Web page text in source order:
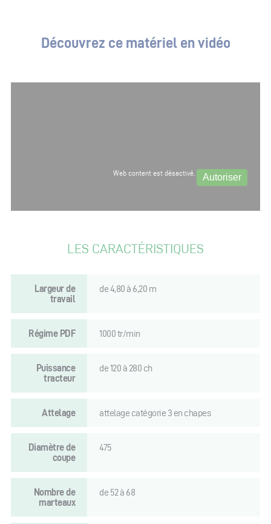
Découvrez ce matériel en vidéo
Web content est désactivé. Autoriser
LES CARACTÉRISTIQUES
Largeur de
travail
de 4,80 à 6,20 m
Régime PDF 1000 tr/min
Puissance
tracteur
de 120 à 280 ch
Attelage attelage catégorie 3 en chapes
Diamètre de
coupe
475
Nombre de
marteaux
de 52 à 68